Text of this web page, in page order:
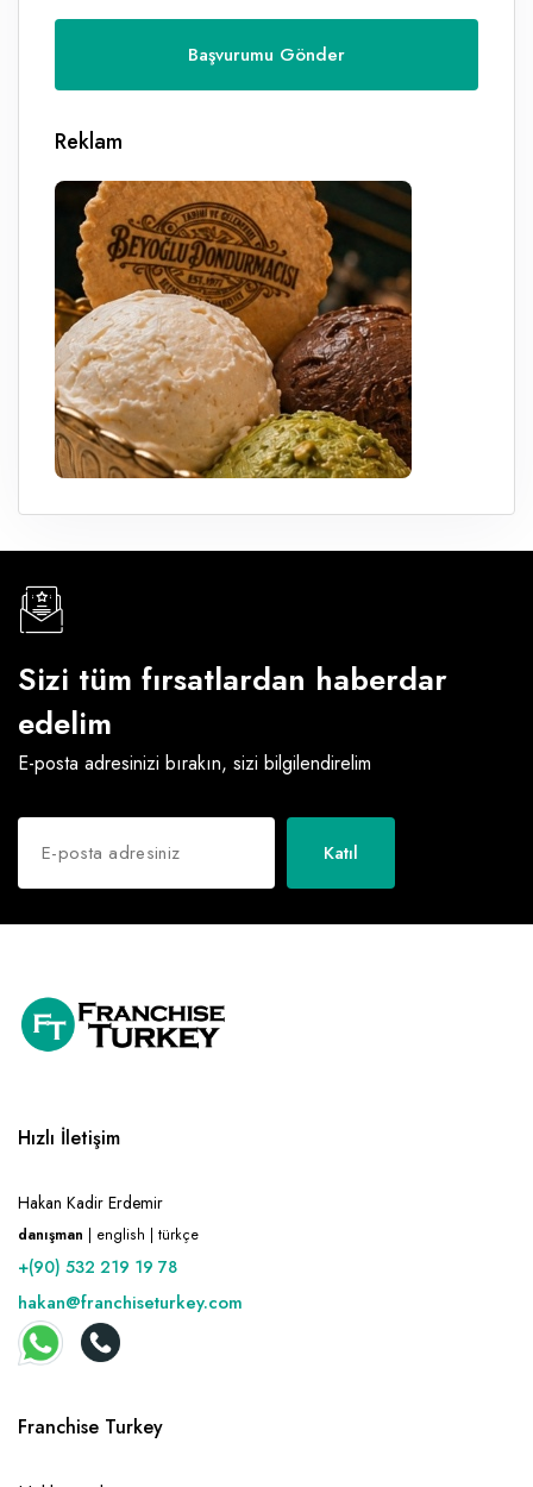
Reklam
Sizi tüm fırsatlardan haberdar
edelim
E-posta adresinizi bırakın, sizi bilgilendirelim
Katıl
Hızlı İletişim
Hakan Kadir Erdemir
danışman | english | türkçe
+(90) 532 219 19 78
hakan@franchiseturkey.com
Franchise Turkey